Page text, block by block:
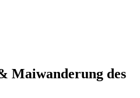
Maiwanderung des